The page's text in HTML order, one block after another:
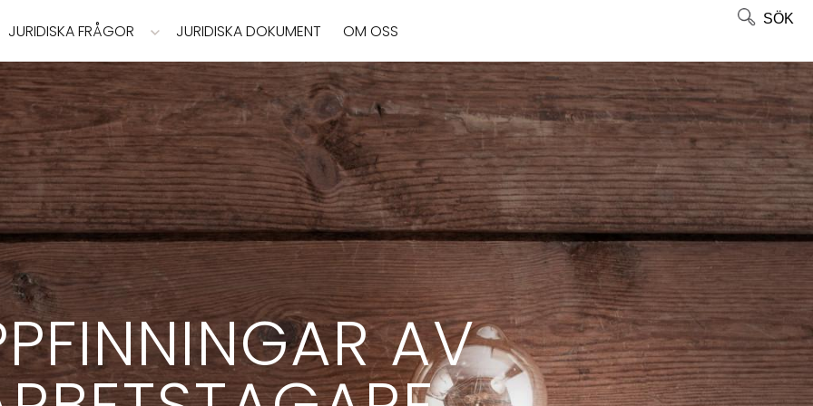
JURIDISKA FRÅGOR JURIDISKA DOKUMENT OM OSS
SÖK
AV